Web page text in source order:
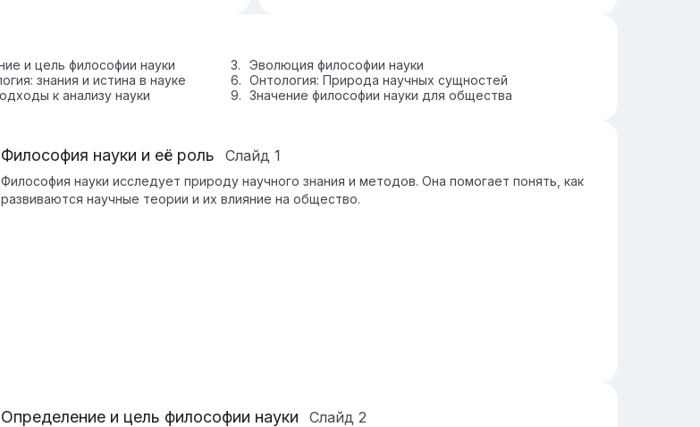
и цель философии науки
Эволюция философии науки
знания и истина в науке
Онтология: Природа научных сущностей
к анализу науки Значение философии науки для общества
Философия науки и её роль Слайд 1
Философия науки исследует природу научного знания и методов. Она помогает понять, как
развиваются научные теории и их влияние на общество.
Определение и цель философии науки Слайд 2